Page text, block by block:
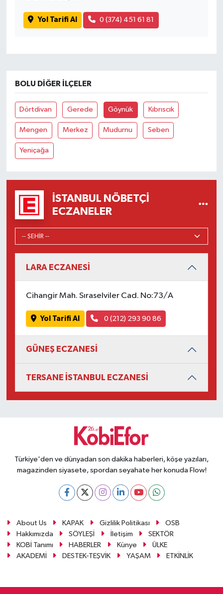
Yol Tarifi Al 0 (374) 451 61 81
BOLU DIĞER İLÇELER
Dörtdivan Gerede Göynük Kıbrıscık
Mengen Merkez Mudurnu Seben
Yeniçağa
İSTANBUL NÖBETÇI
ECZANELER
LARA ECZANESİ
Cihangir Mah. Sıraselviler Cad. No:73/A
Yol Tarifi Al 0 (212) 293 90 86
GÜNEŞ ECZANESİ
TERSANE İSTANBUL ECZANESİ
Türkiye'den ve dünyadan son dakika haberleri, köşe yazıları,
magazinden siyasete, spordan seyahate her konuda Flow!
About Us KAPAK Gizlilik Politikası
OSB
Hakkımızda
SÖYLEŞİ İletişim
SEKTÖR
KOBİ Tanımı
HABERLER Künye
ÜLKE
AKADEMİ
DESTEK-TEŞVİK YAŞAM ETKİNLİK